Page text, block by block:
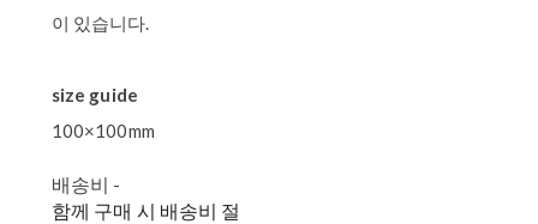
이 있습니다.
size guide
100×100mm
배송비 -
함께 구매 시 배송비 절